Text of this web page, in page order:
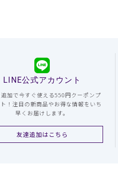
LINE公式アカウント
加で今すぐ使える550円クーポンプ
！注目の新商品やお得な情報をいち
早くお届けします。
友達追加はこちら